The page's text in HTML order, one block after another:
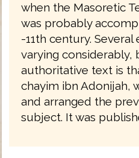
when the Masoretic
was probably
-11th century.
varying considerably,
authoritative text is
chayim ibn Adonijah,
and arranged the
subject. It was